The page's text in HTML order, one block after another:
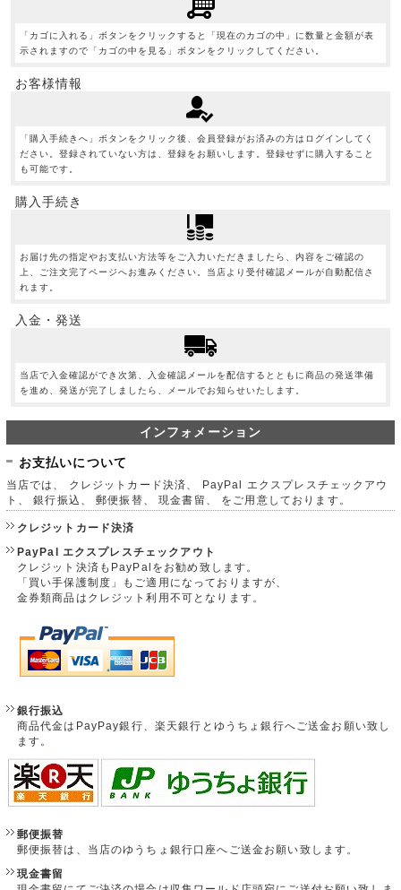
「カゴに入れる」ボタンをクリックすると「現在のカゴの中」に数量と金額が表
示されますので「カゴの中を見る」ボタンをクリックしてください。
お客様情報
「購入手続きへ」ボタンをクリック後、会員登録がお済みの方はログインしてく
ださい。登録されていない方は、登録をお願いします。登録せずに購入すること
も可能です。
購入手続き
お届け先の指定やお支払い方法等をご入力いただきましたら、内容をご確認の
上、ご注文完了ページへお進みください。当店より受付確認メールが自動配信さ
れます。
入金・発送
当店で入金確認ができ次第、入金確認メールを配信するとともに商品の発送準備
を進め、発送が完了しましたら、メールでお知らせいたします。
インフォメーション
お支払いについて
当店では、 クレジットカード決済、 PayPal エクスプレスチェックアウ
ト、 銀行振込、 郵便振替、 現金書留、 をご用意しております。
クレジットカード決済
PayPal エクスプレスチェックアウト
クレジット決済もPayPalをお勧め致します。
「買い手保護制度」もご適用になっておりますが、
金券類商品はクレジット利用不可となります。
銀行振込
商品代金はPayPay銀行、楽天銀行とゆうちょ銀行へご送金お願い致し
ます。
郵便振替
郵便振替は、当店のゆうちょ銀行口座へご送金お願い致します。
現金書留